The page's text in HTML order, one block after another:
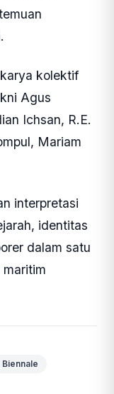
kolektif
Agus
Ichsan, R.E.
Mariam
interpretasi
identitas
dalam satu